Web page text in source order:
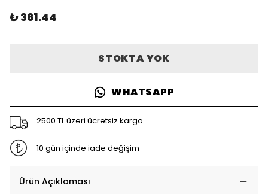
₺ 361.44
STOKTA YOK
WHATSAPP
2500 TL üzeri ücretsiz kargo
10 gün içinde iade değişim
Ürün Açıklaması